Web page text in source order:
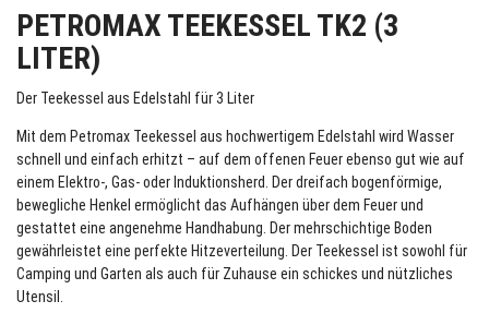
PETROMAX TEEKESSEL TK2 (3
LITER)
Der Teekessel aus Edelstahl für 3 Liter
Mit dem Petromax Teekessel aus hochwertigem Edelstahl wird Wasser
schnell und einfach erhitzt – auf dem offenen Feuer ebenso gut wie auf
einem Elektro-, Gas- oder Induktionsherd. Der dreifach bogenförmige,
bewegliche Henkel ermöglicht das Aufhängen über dem Feuer und
gestattet eine angenehme Handhabung. Der mehrschichtige Boden
gewährleistet eine perfekte Hitzeverteilung. Der Teekessel ist sowohl für
Camping und Garten als auch für Zuhause ein schickes und nützliches
Utensil.